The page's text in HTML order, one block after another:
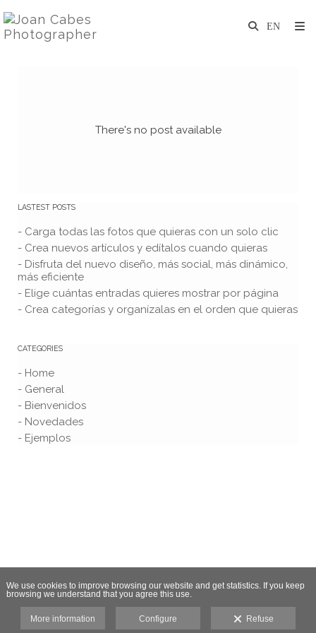
There's no post available
LASTEST POSTS
- Carga todas las fotos que quieras con un solo clic
- Crea nuevos artículos y edítalos cuando quieras
- Disfruta del nuevo diseño, más social, más dinámico,
más eficiente
- Elige cuántas entradas quieres mostrar por página
- Crea categorías y organízalas en el orden que quieras
CATEGORIES
- Home
- General
- Bienvenidos
- Novedades
- Ejemplos
We use cookies to improve browsing our website and get statistics. If you keep
browsing we understand that you agree this use.
More information Configure Refuse